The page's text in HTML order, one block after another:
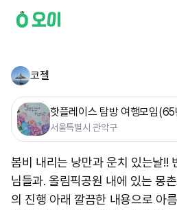
코젤
핫플레이스 탐방 여행모임
서울특별시 관악구
봄비 내리는 낭만과 운치 있는날!!
님들과. 올림픽공원 내에 있는 몽
의 진행 아래 깔끔한 내용으로 아